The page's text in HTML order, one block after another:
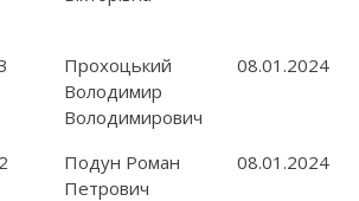
Прохоцький
Володимир
Володимирович
08.01.2024
Подун Роман
Петрович
08.01.2024